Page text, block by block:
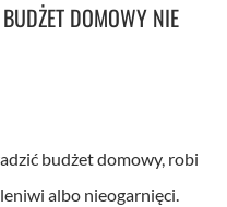
DOMOWY NIE
budżet domowy, robi
albo nieogarnięci.